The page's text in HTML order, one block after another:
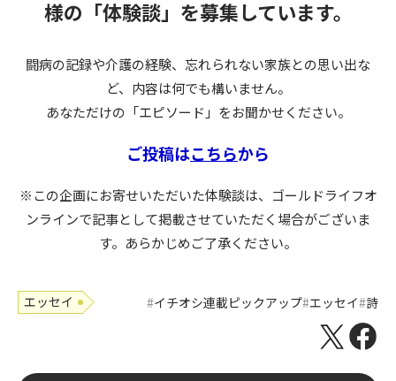
様の 「体験談」を募集しています。
闘病の記録や介護の経験、忘れられない家族との思い出な
ど、内容は何でも構いません。
あなただけの「エピソード」をお聞かせください。
ご投稿はこちらから
※この企画にお寄せいただいた体験談は、ゴールドライフオ
ンラインで記事として掲載させていただく場合がございま
す。あらかじめご了承ください。
エッセイ イチオシ連載ピックアップ エッセイ 詩